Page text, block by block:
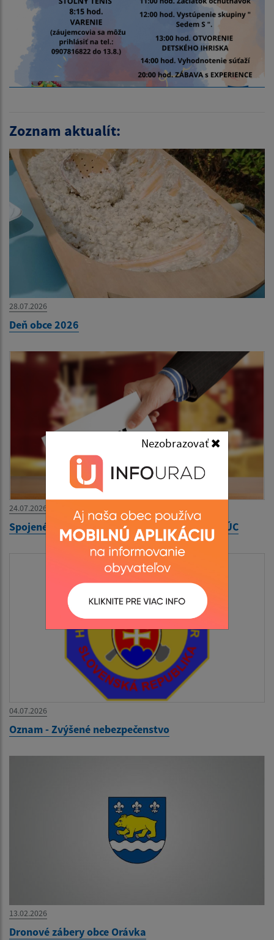
Nezobrazovať
Zoznam aktualít:
28.07.2026
Deň obce 2026
24.07.2026
Spojené voľby Komunálne voľby a voľby do VÚC
04.07.2026
Oznam - Zvýšené nebezpečenstvo
13.02.2026
Dronové zábery obce Orávka